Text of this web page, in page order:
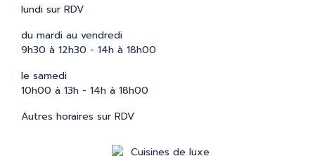
lundi sur RDV
du mardi au vendredi
9h30 à 12h30 - 14h à 18h00
le samedi
10h00 à 13h - 14h à 18h00
Autres horaires sur RDV